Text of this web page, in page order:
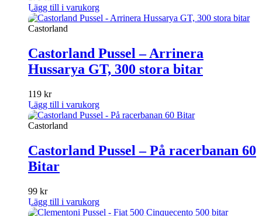
Lägg till i varukorg
Castorland
Castorland Pussel – Arrinera
Hussarya GT, 300 stora bitar
119 kr
Lägg till i varukorg
Castorland
Castorland Pussel – På racerbanan 60
Bitar
99 kr
Lägg till i varukorg